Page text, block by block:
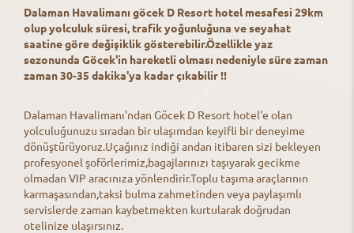
Dalaman Havalimanı göcek D Resort hotel mesafesi 29km
olup yolculuk süresi, trafik yoğunluğuna ve seyahat
saatine göre değişiklik gösterebilir.Özellikle yaz
sezonunda Göcek'in hareketli olması nedeniyle süre zaman
zaman 30-35 dakika'ya kadar çıkabilir !!
Dalaman Havalimanı'ndan Göcek D Resort hotel'e olan
yolculuğunuzu sıradan bir ulaşımdan keyifli bir deneyime
dönüştürüyoruz.Uçağınız indiği andan itibaren sizi bekleyen
profesyonel şoförlerimiz,bagajlarınızı taşıyarak gecikme
olmadan VIP aracınıza yönlendirir.Toplu taşıma araçlarının
karmaşasından,taksi bulma zahmetinden veya paylaşımlı
servislerde zaman kaybetmekten kurtularak doğrudan
otelinize ulaşırsınız.